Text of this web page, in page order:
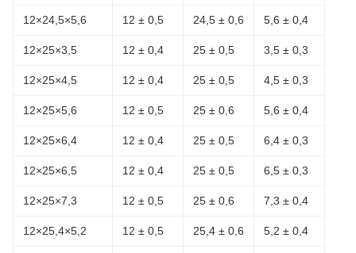
12×24,5×5,6 12 ± 0,5 24,5 ± 0,6 5,6 ± 0,4
12×25×3,5 12 ± 0,4 25 ± 0,5 3,5 ± 0,3
12×25×4,5 12 ± 0,4 25 ± 0,5 4,5 ± 0,3
12×25×5,6 12 ± 0,5 25 ± 0,6 5,6 ± 0,4
12×25×6,4 12 ± 0,4 25 ± 0,5 6,4 ± 0,3
12×25×6,5 12 ± 0,4 25 ± 0,5 6,5 ± 0,3
12×25×7,3 12 ± 0,5 25 ± 0,6 7,3 ± 0,4
12×25,4×5,2 12 ± 0,5 25,4 ± 0,6 5,2 ± 0,4